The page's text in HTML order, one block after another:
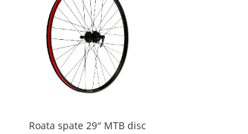
Roata spate 29″ MTB disc